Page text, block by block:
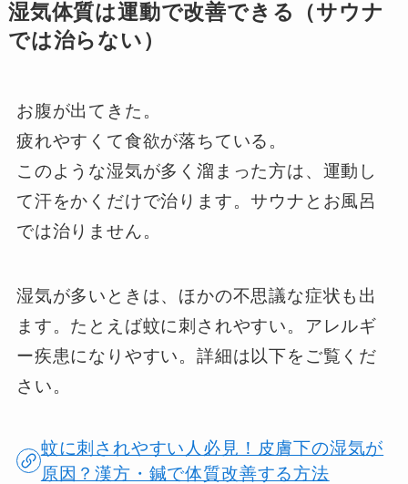
湿気体質は運動で改善できる（サウナ
では治らない）
お腹が出てきた。
疲れやすくて食欲が落ちている。
このような湿気が多く溜まった方は、運動し
て汗をかくだけで治ります。サウナとお風呂
では治りません。
湿気が多いときは、ほかの不思議な症状も出
ます。たとえば蚊に刺されやすい。アレルギ
ー疾患になりやすい。詳細は以下をご覧くだ
さい。
蚊に刺されやすい人必見！皮膚下の湿気が
原因？漢方・鍼で体質改善する方法